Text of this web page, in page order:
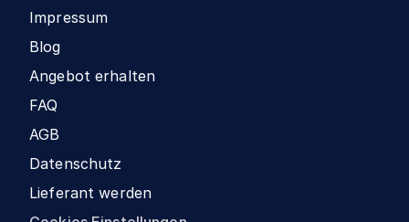
Impressum
Blog
Angebot erhalten
FAQ
AGB
Datenschutz
Lieferant werden